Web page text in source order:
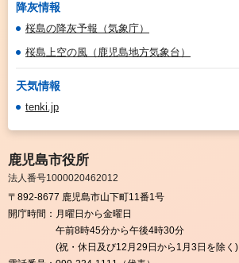
降灰情報
桜島の降灰予報（気象庁）
桜島上空の風（鹿児島地方気象台）
天気情報
tenki.jp
鹿児島市役所
法人番号1000020462012
〒892-8677 鹿児島市山下町11番1号
開庁時間： 月曜日から金曜日
午前8時45分から午後4時30分
(祝・休日及び12月29日から1月3日を除く)